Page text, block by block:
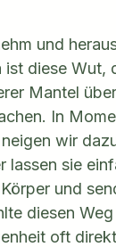
und
ist diese
Mantel
In
wir
lassen sie
und
diesen
oft